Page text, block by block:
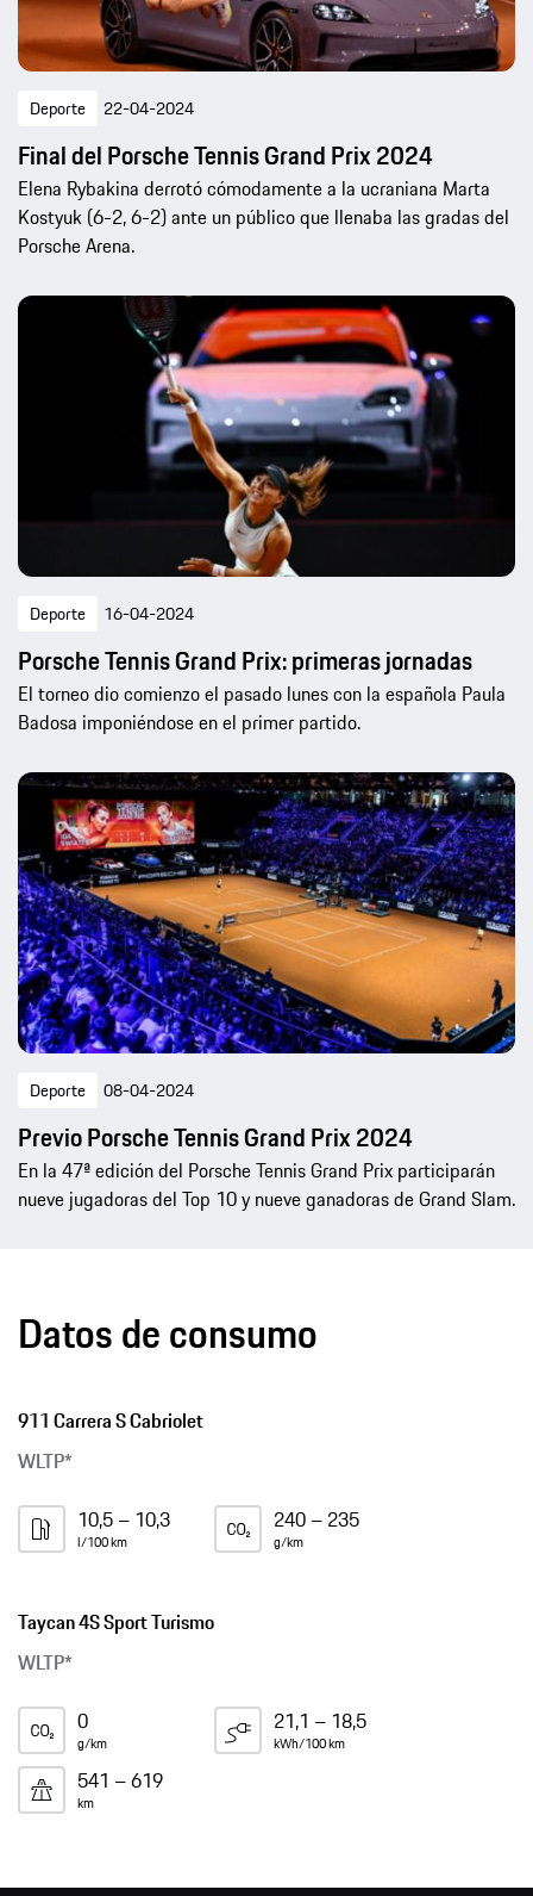
Deporte 22-04-2024
Final del Porsche Tennis Grand Prix 2024
Elena Rybakina derrotó cómodamente a la ucraniana Marta
Kostyuk (6-2, 6-2) ante un público que llenaba las gradas del
Porsche Arena.
Deporte 16-04-2024
Porsche Tennis Grand Prix: primeras jornadas
El torneo dio comienzo el pasado lunes con la española Paula
Badosa imponiéndose en el primer partido.
Deporte 08-04-2024
Previo Porsche Tennis Grand Prix 2024
En la 47ª edición del Porsche Tennis Grand Prix participarán
nueve jugadoras del Top 10 y nueve ganadoras de Grand Slam.
Datos de consumo
911 Carrera S Cabriolet
WLTP*
10,5 – 10,3
l/100 km
240 – 235
g/km
Taycan 4S Sport Turismo
WLTP*
0
g/km
21,1 – 18,5
kWh/100 km
541 – 619
km